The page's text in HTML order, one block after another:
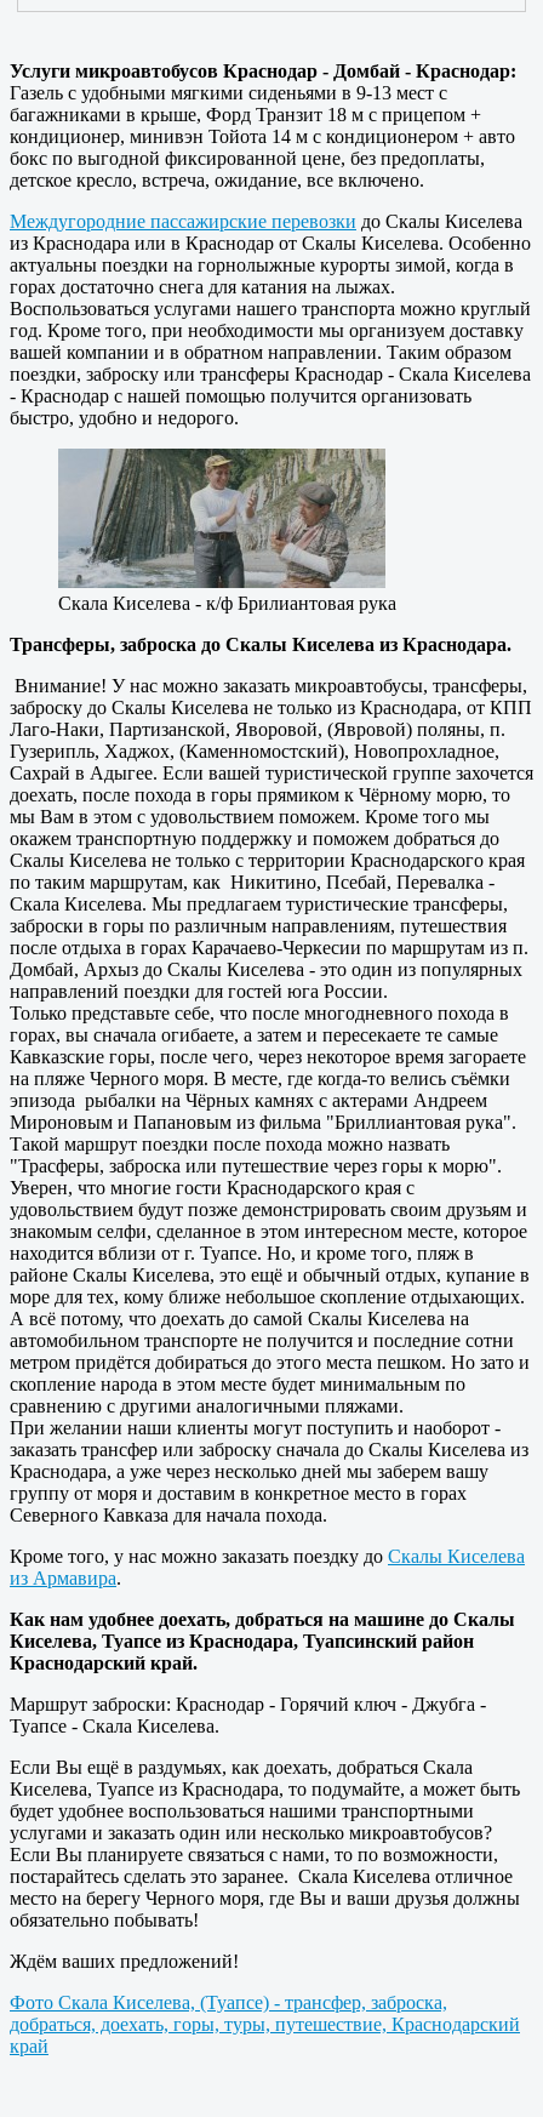
Услуги микроавтобусов Краснодар - Домбай - Краснодар:
Газель с удобными мягкими сиденьями в 9-13 мест с
багажниками в крыше, Форд Транзит 18 м с прицепом +
кондиционер, минивэн Тойота 14 м с кондиционером + авто
бокс по выгодной фиксированной цене, без предоплаты,
детское кресло, встреча, ожидание, все включено.
Междугородние пассажирские перевозки до Скалы Киселева
из Краснодара или в Краснодар от Скалы Киселева. Особенно
актуальны поездки на горнолыжные курорты зимой, когда в
горах достаточно снега для катания на лыжах.
Воспользоваться услугами нашего транспорта можно круглый
год. Кроме того, при необходимости мы организуем доставку
вашей компании и в обратном направлении. Таким образом
поездки, заброску или трансферы Краснодар - Скала Киселева
- Краснодар с нашей помощью получится организовать
быстро, удобно и недорого.
Скала Киселева - к/ф Брилиантовая рука
Трансферы, заброска до Скалы Киселева из Краснодара.
Внимание! У нас можно заказать микроавтобусы, трансферы,
заброску до Скалы Киселева не только из Краснодара, от КПП
Лаго-Наки, Партизанской, Яворовой, (Явровой) поляны, п.
Гузерипль, Хаджох, (Каменномостский), Новопрохладное,
Сахрай в Адыгее. Если вашей туристической группе захочется
доехать, после похода в горы прямиком к Чёрному морю, то
мы Вам в этом с удовольствием поможем. Кроме того мы
окажем транспортную поддержку и поможем добраться до
Скалы Киселева не только с территории Краснодарского края
по таким маршрутам, как Никитино, Псебай, Перевалка -
Скала Киселева. Мы предлагаем туристические трансферы,
заброски в горы по различным направлениям, путешествия
после отдыха в горах Карачаево-Черкесии по маршрутам из п.
Домбай, Архыз до Скалы Киселева - это один из популярных
направлений поездки для гостей юга России.
Только представьте себе, что после многодневного похода в
горах, вы сначала огибаете, а затем и пересекаете те самые
Кавказские горы, после чего, через некоторое время загораете
на пляже Черного моря. В месте, где когда-то велись съёмки
эпизода рыбалки на Чёрных камнях с актерами Андреем
Мироновым и Папановым из фильма "Бриллиантовая рука".
Такой маршрут поездки после похода можно назвать
"Трасферы, заброска или путешествие через горы к морю".
Уверен, что многие гости Краснодарского края с
удовольствием будут позже демонстрировать своим друзьям и
знакомым селфи, сделанное в этом интересном месте, которое
находится вблизи от г. Туапсе. Но, и кроме того, пляж в
районе Скалы Киселева, это ещё и обычный отдых, купание в
море для тех, кому ближе небольшое скопление отдыхающих.
А всё потому, что доехать до самой Скалы Киселева на
автомобильном транспорте не получится и последние сотни
метром придётся добираться до этого места пешком. Но зато и
скопление народа в этом месте будет минимальным по
сравнению с другими аналогичными пляжами.
При желании наши клиенты могут поступить и наоборот -
заказать трансфер или заброску сначала до Скалы Киселева из
Краснодара, а уже через несколько дней мы заберем вашу
группу от моря и доставим в конкретное место в горах
Северного Кавказа для начала похода.
Кроме того, у нас можно заказать поездку до Скалы Киселева
из Армавира.
Как нам удобнее доехать, добраться на машине до Скалы
Киселева, Туапсе из Краснодара, Туапсинский район
Краснодарский край.
Маршрут заброски: Краснодар - Горячий ключ - Джубга -
Туапсе - Скала Киселева.
Если Вы ещё в раздумьях, как доехать, добраться Скала
Киселева, Туапсе из Краснодара, то подумайте, а может быть
будет удобнее воспользоваться нашими транспортными
услугами и заказать один или несколько микроавтобусов?
Если Вы планируете связаться с нами, то по возможности,
постарайтесь сделать это заранее. Скала Киселева отличное
место на берегу Черного моря, где Вы и ваши друзья должны
обязательно побывать!
Ждём ваших предложений!
Фото Скала Киселева, (Туапсе) - трансфер, заброска,
добраться, доехать, горы, туры, путешествие, Краснодарский
край